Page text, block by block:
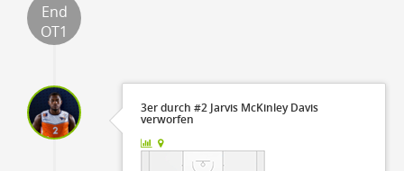
End
OT1
3er durch #2 Jarvis McKinley Davis
verworfen